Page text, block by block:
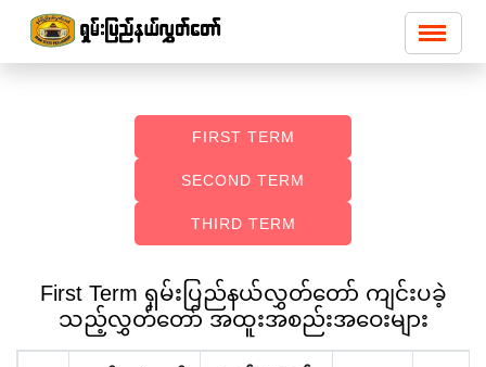
FIRST TERM
SECOND TERM
THIRD TERM
First Term ရှမ်းပြည်နယ်လွှတ်တော် ကျင်းပခဲ့
သည့်လွှတ်တော် အထူးအစည်းအဝေးများ